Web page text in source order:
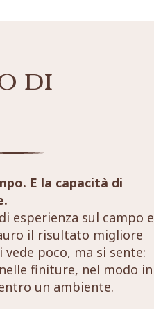
di
E la capacità di
esperienza sul campo e
il risultato migliore
poco, ma si sente:
finiture, nel modo in
un ambiente.